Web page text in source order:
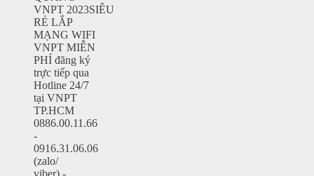
VNPT 2023SIÊU
RẺ LẮP
MẠNG WIFI
VNPT MIỄN
PHÍ đăng ký
trực tiếp qua
Hotline 24/7
tại VNPT
TP.HCM
0886.00.11.66
-
0916.31.06.06
(zalo/
viber) -